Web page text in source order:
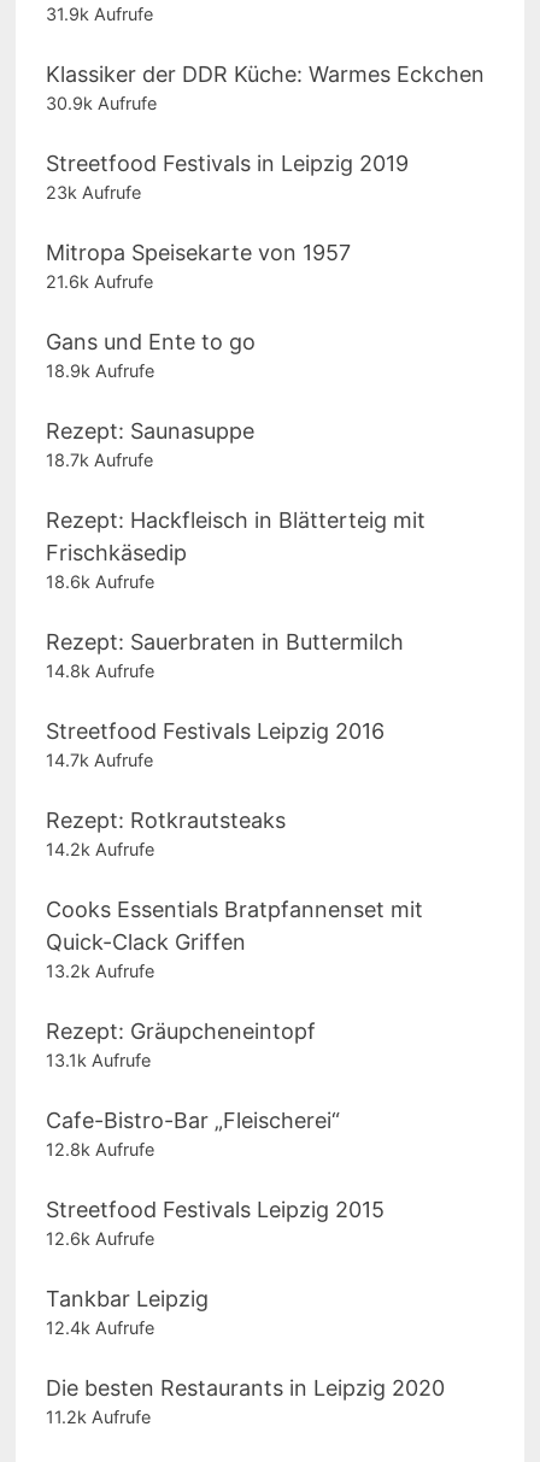
31.9k Aufrufe
Klassiker der DDR Küche: Warmes Eckchen
30.9k Aufrufe
Streetfood Festivals in Leipzig 2019
23k Aufrufe
Mitropa Speisekarte von 1957
21.6k Aufrufe
Gans und Ente to go
18.9k Aufrufe
Rezept: Saunasuppe
18.7k Aufrufe
Rezept: Hackfleisch in Blätterteig mit
Frischkäsedip
18.6k Aufrufe
Rezept: Sauerbraten in Buttermilch
14.8k Aufrufe
Streetfood Festivals Leipzig 2016
14.7k Aufrufe
Rezept: Rotkrautsteaks
14.2k Aufrufe
Cooks Essentials Bratpfannenset mit
Quick-Clack Griffen
13.2k Aufrufe
Rezept: Gräupcheneintopf
13.1k Aufrufe
Cafe-Bistro-Bar „Fleischerei“
12.8k Aufrufe
Streetfood Festivals Leipzig 2015
12.6k Aufrufe
Tankbar Leipzig
12.4k Aufrufe
Die besten Restaurants in Leipzig 2020
11.2k Aufrufe